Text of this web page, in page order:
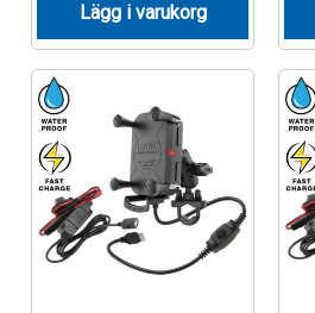
Aircraft
ATV
Bicycle
Car
Dirt Bike
Lägg i varukorg